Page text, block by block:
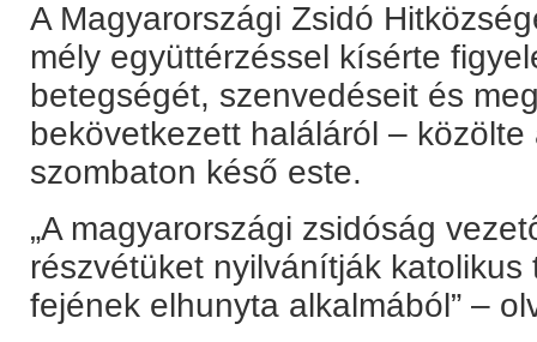
A Magyarországi Zsidó
mély együttérzéssel kísérte
betegségét, szenvedéseit és
bekövetkezett haláláról –
szombaton késő este.
„A magyarországi zsidóság
részvétüket nyilvánítják
fejének elhunyta alkalmából” –